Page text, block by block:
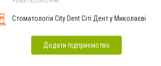
Стоматологія City Dent Сіті Дент у Миколаєві
Додати підприємство